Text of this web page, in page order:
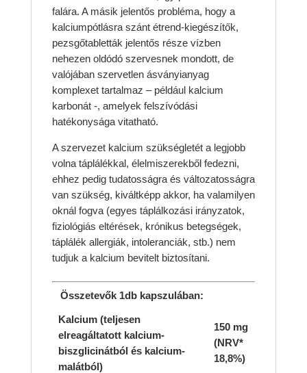
falára. A másik jelentős probléma, hogy a
kalciumpótlásra szánt étrend-kiegészítők,
pezsgőtabletták jelentős része vízben
nehezen oldódó szervesnek mondott, de
valójában szervetlen ásványianyag
komplexet tartalmaz – például kalcium
karbonát -, amelyek felszívódási
hatékonysága vitatható.
A szervezet kalcium szükségletét a legjobb
volna táplálékkal, élelmiszerekből fedezni,
ehhez pedig tudatosságra és változatosságra
van szükség, kiváltképp akkor, ha valamilyen
oknál fogva (egyes táplálkozási irányzatok,
fiziológiás eltérések, krónikus betegségek,
táplálék allergiák, intoleranciák, stb.) nem
tudjuk a kalcium bevitelt biztosítani.
Összetevők 1db kapszulában:
Kalcium (teljesen
elreagáltatott kalcium-
biszglicinátból és kalcium-
malátból)
150 mg
(NRV*
18,8%)